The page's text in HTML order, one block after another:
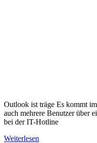
Outlook ist träge Es kommt
auch mehrere Benutzer über
bei der IT-Hotline
Weiterlesen